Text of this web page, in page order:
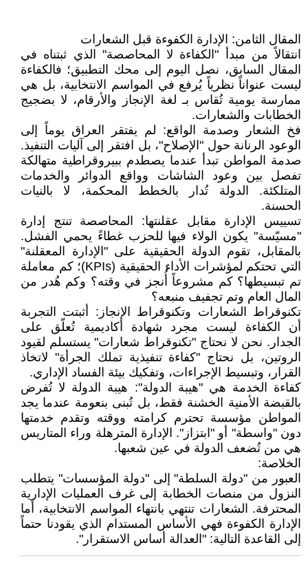
المقال الثامن: الإدارة الكفوءة قبل الشعارات
​انتقالاً من مبدأ "الكفاءة لا المحاصصة" الذي ثبتناه في
المقال السابق، نصل اليوم إلى محك التطبيق؛ فالكفاءة
ليست عنواناً نظرياً يُرفع في المواسم الانتخابية، بل هي
ممارسة يومية تُقاس بـ لغة الإنجاز والأرقام، لا بضجيج
الخطابات والشعارات.
​فخ الشعار وصدمة الواقع: لم يفتقر العراق يوماً إلى
الوعود الرنانة حول "الإصلاح"، بل افتقر إلى آليات التنفيذ.
صدمة المواطن تبدأ عندما يصطدم ببيروقراطية متهالكة
تفصل بين وعود الشاشات وواقع الدوائر والخدمات
المتلكئة. الدولة تُدار بالخطط المحكمة، لا بالنيات
الحسنة.
​تسييس الإدارة مقابل عقلنتها: المحاصصة تنتج إدارة
"مسيّسة" يكون الولاء فيها للحزب غطاءً يحمي الفشل.
بالمقابل، تقوم الدولة الحقيقية على "الإدارة المعقلنة"
التي تحتكم لمؤشرات الأداء الحقيقية (KPIs)؛ كم معاملة
تم تبسيطها؟ كم مشروعاً أُنجز في وقته؟ وكم هُدر من
المال العام وتم تجفيف منبعه؟
​تكنوقراط الشعارات وتكنوقراط الإنجاز: أثبتت التجربة
أن الكفاءة ليست مجرد شهادة أكاديمية تُعلّق على
الجدار. نحن لا نحتاج "تكنوقراط شعارات" يستسلم لقيود
الروتين، بل نحتاج "كفاءة تنفيذية تملك الجرأة" لاتخاذ
القرار، وتبسيط الإجراءات، وتفكيك بيئة الفساد الإداري.
​كفاءة الخدمة هي "هيبة الدولة": هيبة الدولة لا تُفرض
بالقبضة الأمنية الخشنة فقط، بل تُبنى بنعومة عندما يجد
المواطن مؤسسة تحترم كرامته ووقته وتقدم خدمتها
دون "واسطة" أو "ابتزاز". الإدارة المترهلة وراء المتاريس
هي من تُضعف الدولة في عين شعبها.
​الخلاصة:
العبور من "دولة السلطة" إلى "دولة المؤسسات" يتطلب
النزول من منصات الخطابة إلى غرف العمليات الإدارية
المحترفة. الشعارات تنتهي بانتهاء المواسم الانتخابية، أما
الإدارة الكفوءة فهي الأساس المستدام الذي يقودنا حتماً
إلى القاعدة التالية: "العدالة أساس الاستقرار".